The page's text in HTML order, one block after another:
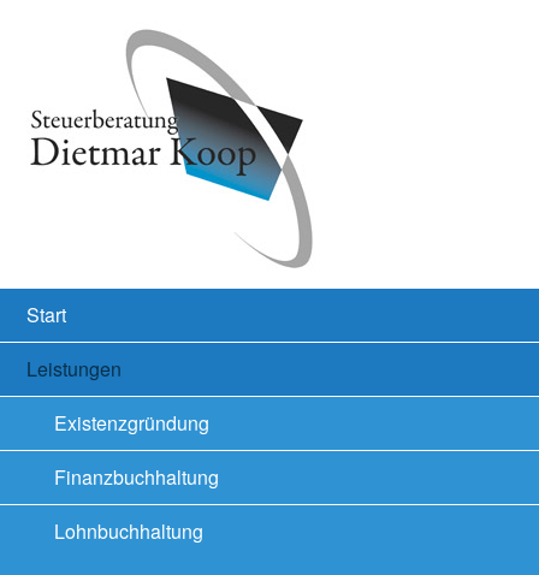
Start
Leistungen
Existenzgründung
Finanzbuchhaltung
Lohnbuchhaltung